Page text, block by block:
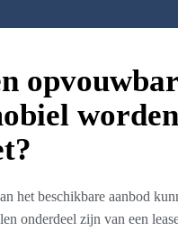
worden
het beschikbare aanbod
onderdeel zijn van een